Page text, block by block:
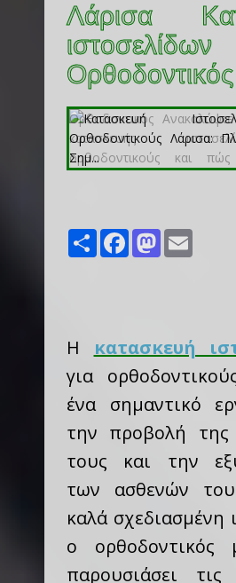
Λάρισα
Ορθοδοντικός
Share FacebookMastodon
Η κατασκευή
για
ένα σημαντικό
την προβολή της
τους και την
των ασθενών
καλά σχεδιασμένη
ο ορθοδοντικός
παρουσιάσει τις